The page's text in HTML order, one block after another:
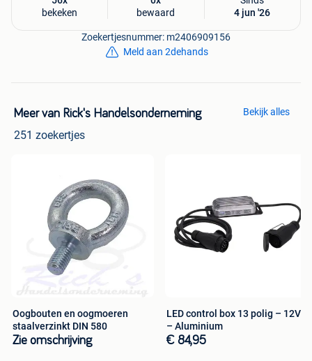
Deeling 17
tel 0505013255
bekeken
bewaard
4 jun '26
Zoekertjesnummer: m2406909156
Meld aan 2dehands
Meer van Rick's Handelsonderneming
251 zoekertjes
Bekijk alles
Oogbouten en oogmoeren
staalverzinkt DIN 580
Zie omschrijving
LED control box 13 polig – 12V
– Aluminium
€ 84,95